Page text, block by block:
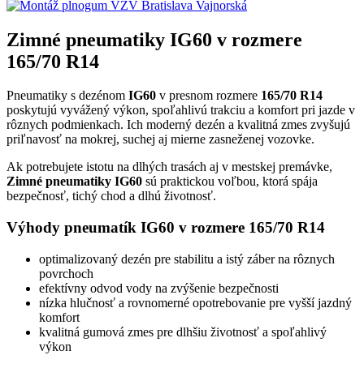
Zimné pneumatiky IG60 v rozmere
165/70 R14
Pneumatiky s dezénom IG60 v presnom rozmere 165/70 R14
poskytujú vyvážený výkon, spoľahlivú trakciu a komfort pri jazde v
rôznych podmienkach. Ich moderný dezén a kvalitná zmes zvyšujú
priľnavosť na mokrej, suchej aj mierne zasneženej vozovke.
Ak potrebujete istotu na dlhých trasách aj v mestskej premávke,
Zimné pneumatiky IG60 sú praktickou voľbou, ktorá spája
bezpečnosť, tichý chod a dlhú životnosť.
Výhody pneumatík IG60 v rozmere 165/70 R14
optimalizovaný dezén pre stabilitu a istý záber na rôznych
povrchoch
efektívny odvod vody na zvýšenie bezpečnosti
nízka hlučnosť a rovnomerné opotrebovanie pre vyšší jazdný
komfort
kvalitná gumová zmes pre dlhšiu životnosť a spoľahlivý
výkon